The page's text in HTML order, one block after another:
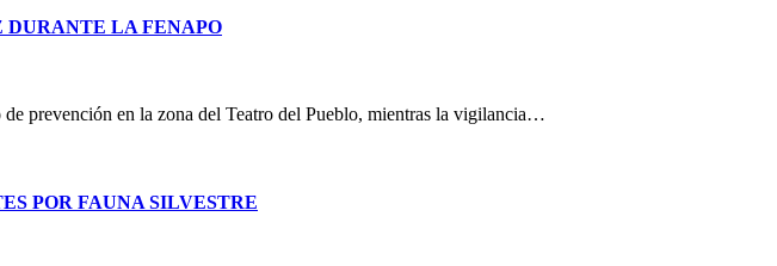
LA FENAPO
de prevención en la zona del Teatro del Pueblo, mientras la vigilancia…
POR FAUNA SILVESTRE